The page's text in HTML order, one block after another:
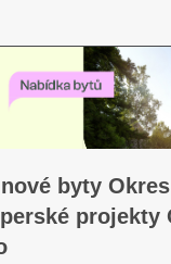
byty
projekty